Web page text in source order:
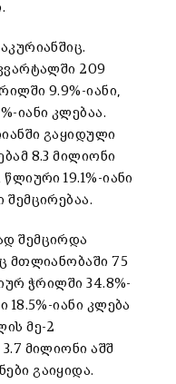
209
9.9%-იანი,
იანი კლებაა.
გაყიდული
8.3 მილიონი
19.1%-იანი
შემცირდა
მთლიანობაში 75
ჭრილში 34.8%-
იანი კლება
მე-2
მილიონი აშშ
გაიყიდა.